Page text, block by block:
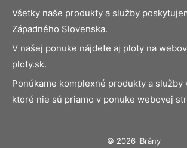
Všetky naše produkty a služby
Západného Slovenska.
V našej ponuke nájdete aj ploty na
ploty.sk.
Ponúkame komplexné produkty a služby
ktoré nie sú priamo v ponuke webovej
© 2026 iBrány